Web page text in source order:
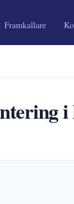
Framkallare
i